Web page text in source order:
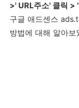
>' URL주소' 클릭 >
구글 애드센스
방법에 대해 알아보